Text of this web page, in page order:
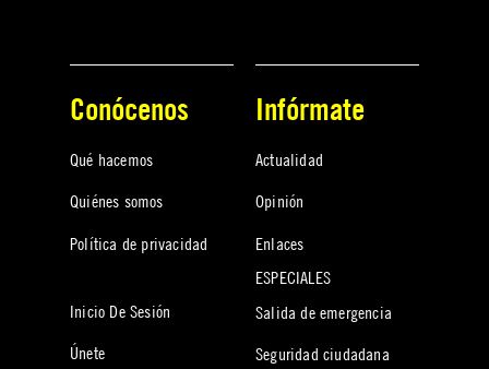
Conócenos
Qué hacemos
Quiénes somos
Política de privacidad
Inicio De Sesión
Únete
Infórmate
Actualidad
Opinión
Enlaces
ESPECIALES
Salida de emergencia
Seguridad ciudadana